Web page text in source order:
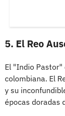
5. El Reo
El "Indio Pastor"
colombiana. El
y su
épocas doradas